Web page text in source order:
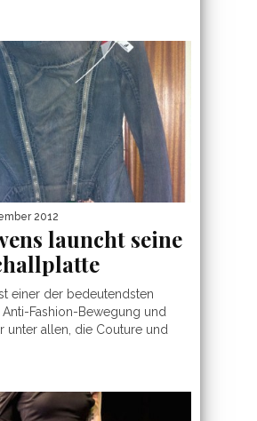
2012
launcht seine
einer der bedeutendsten
Fashion-Bewegung und
unter allen, die Couture und